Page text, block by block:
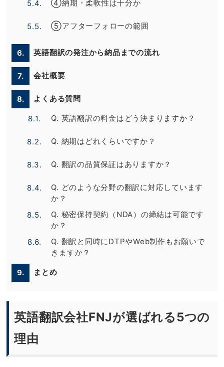
5.4. ④納期・柔軟性は十分か
5.5. ⑤アフターフォローの範囲
6. 英語翻訳の発注から納品までの流れ
7. 会社概要
8. よくある質問
8.1. Q. 英語翻訳の料金はどう決まりますか？
8.2. Q. 納期はどれくらいですか？
8.3. Q. 翻訳の品質保証はありますか？
8.4.
Q. どのような分野の翻訳に対応しています
か？
8.5.
Q. 秘密保持契約（NDA）の締結は可能です
か？
8.6.
Q. 翻訳と同時にDTPやWeb制作もお願いで
きますか？
9. まとめ
英語翻訳会社FNJが選ばれる5つの
理由